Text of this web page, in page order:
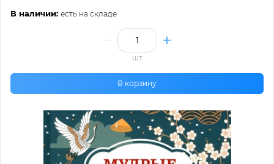
В наличии: есть на складе
шт
В корзину